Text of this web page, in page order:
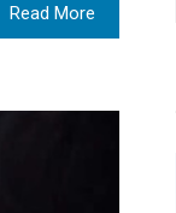
Read More